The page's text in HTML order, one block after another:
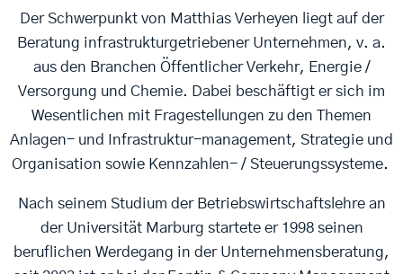
Der Schwerpunkt von Matthias Verheyen liegt auf der
Beratung infrastrukturgetriebener Unternehmen, v. a.
aus den Branchen Öffentlicher Verkehr, Energie /
Versorgung und Chemie. Dabei beschäftigt er sich im
Wesentlichen mit Fragestellungen zu den Themen
Anlagen- und Infrastruktur-management, Strategie und
Organisation sowie Kennzahlen- / Steuerungssysteme.
Nach seinem Studium der Betriebswirtschaftslehre an
der Universität Marburg startete er 1998 seinen
beruflichen Werdegang in der Unternehmensberatung,